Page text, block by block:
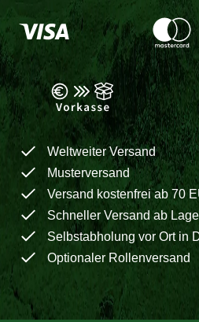
Weltweiter Versand
Musterversand
Versand kostenfrei ab 70
Schneller Versand ab
Selbstabholung vor Ort in
Optionaler Rollenversand